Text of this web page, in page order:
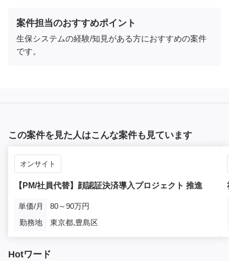
案件担当のおすすめポイント
生保システムの経験/知見がある方におすすめの案件
です。
この案件を見た人はこんな案件も見ています
オンサイト
【PM/社員代替】顔認証決済導入プロジェクト 推進
単価/月
80～90万円
勤務地
東京都,豊島区
Hotワード